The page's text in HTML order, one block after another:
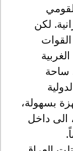
لكن
ساحة
بسهولة،
داخل
.